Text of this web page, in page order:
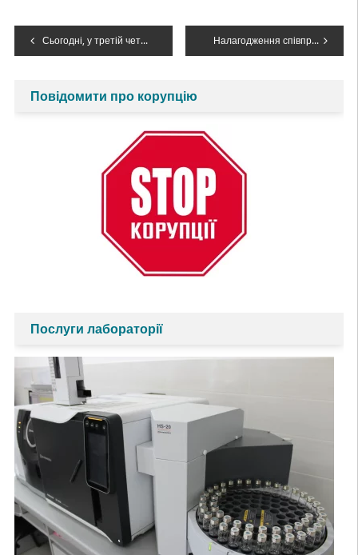
Навігація
Сьогодні, у третій четвер травня, українці вже традиційно святкують День вишиванки Налагодження співпраці Дністровського БУВР з територіальними громадами
Повідомити про корупцію
Послуги лабораторії